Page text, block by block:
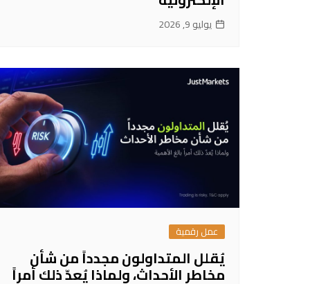
يوليو 9, 2026
عمل رقمية
يُقلل المتداولون مجدداً من شأن
مخاطر الأحداث، ولماذا يُعدّ ذلك أمراً